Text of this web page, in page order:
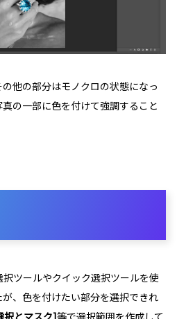
他の部分はモノクロの状態になっ
の一部に色を付けて強調すること
ツールやクイック選択ツールを使
、色を付けたい部分を選択できれ